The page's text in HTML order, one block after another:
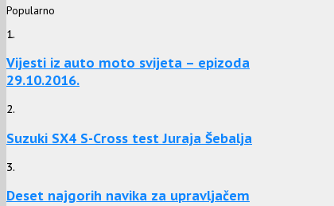
Popularno
1.
Vijesti iz auto moto svijeta – epizoda
29.10.2016.
2.
Suzuki SX4 S-Cross test Juraja Šebalja
3.
Deset najgorih navika za upravljačem